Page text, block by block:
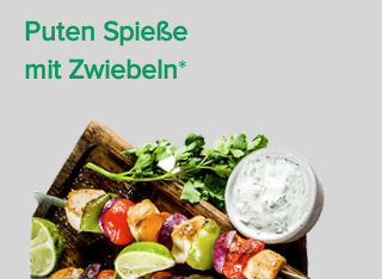
Puten Spieße
mit Zwiebeln*